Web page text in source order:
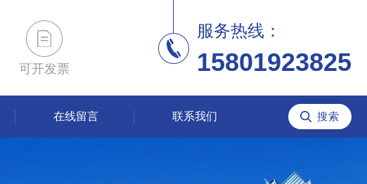
可开发票
服务热线：
15801923825
在线留言 联系我们